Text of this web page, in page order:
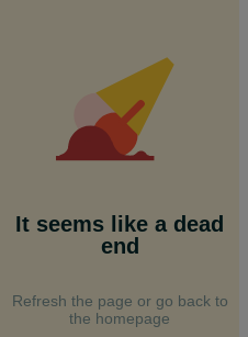
It seems like a dead
end
Refresh the page or go back to
the homepage